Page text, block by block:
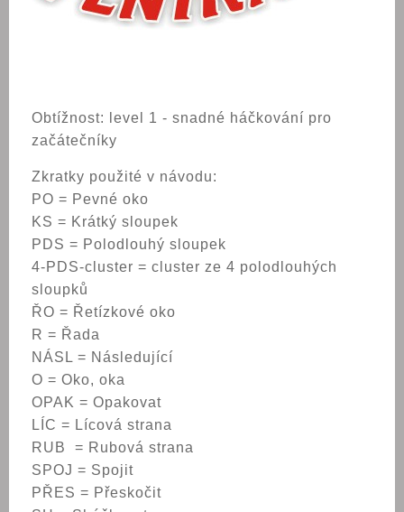
Obtížnost: level 1 - snadné háčkování pro
začátečníky
Zkratky použité v návodu:
PO = Pevné oko
KS = Krátký sloupek
PDS = Polodlouhý sloupek
4-PDS-cluster = cluster ze 4 polodlouhých
sloupků
ŘO = Řetízkové oko
R = Řada
NÁSL = Následující
O = Oko, oka
OPAK = Opakovat
LÍC = Lícová strana
RUB = Rubová strana
SPOJ = Spojit
PŘES = Přeskočit